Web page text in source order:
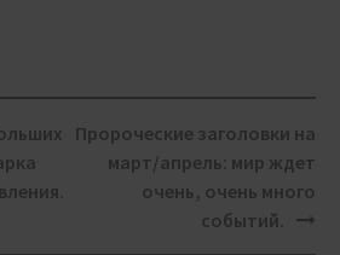
Пророческие заголовки на
март/апрель: мир ждет
очень, очень много
событий.